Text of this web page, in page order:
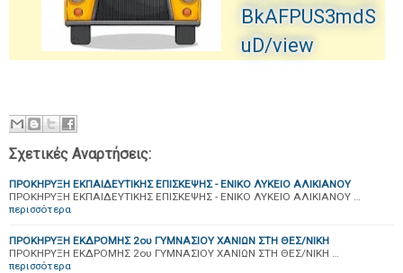
BkAFPUS3mdS
uD/view
Σχετικές Αναρτήσεις:
ΠΡΟΚΗΡΥΞΗ ΕΚΠΑΙΔΕΥΤΙΚΗΣ ΕΠΙΣΚΕΨΗΣ - ΕΝΙΚΟ ΛΥΚΕΙΟ ΑΛΙΚΙΑΝΟΥ
ΠΡΟΚΗΡΥΞΗ ΕΚΠΑΙΔΕΥΤΙΚΗΣ ΕΠΙΣΚΕΨΗΣ - ΕΝΙΚΟ ΛΥΚΕΙΟ ΑΛΙΚΙΑΝΟΥ …
περισσότερα
ΠΡΟΚΗΡΥΞΗ ΕΚΔΡΟΜΗΣ 2ου ΓΥΜΝΑΣΙΟΥ ΧΑΝΙΩΝ ΣΤΗ ΘΕΣ/ΝΙΚΗ
ΠΡΟΚΗΡΥΞΗ ΕΚΔΡΟΜΗΣ 2ου ΓΥΜΝΑΣΙΟΥ ΧΑΝΙΩΝ ΣΤΗ ΘΕΣ/ΝΙΚΗ …
περισσότερα